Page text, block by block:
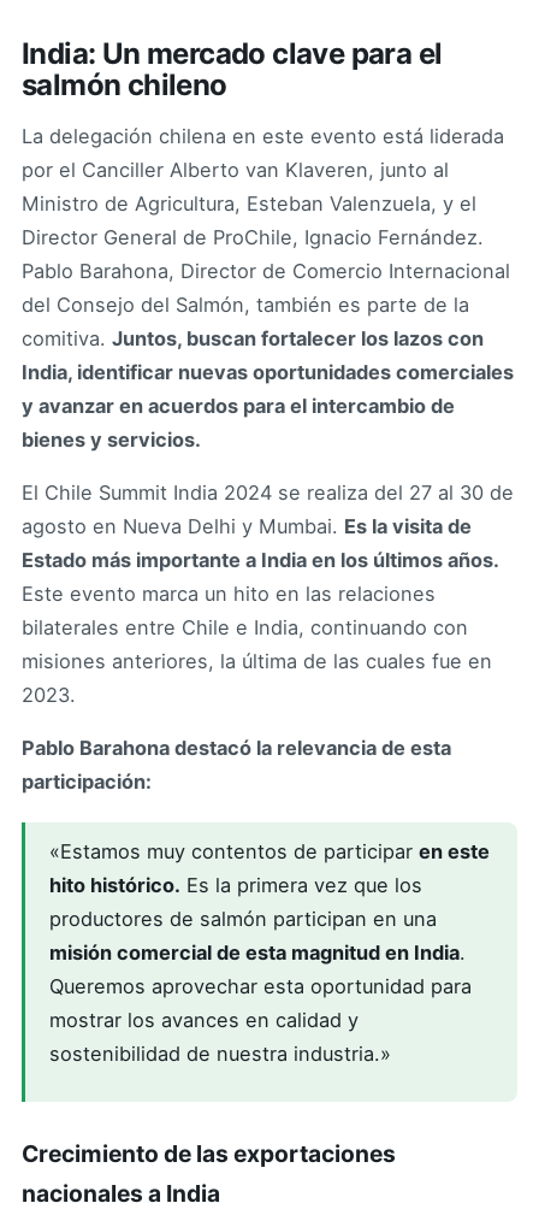
India: Un mercado clave para el
salmón chileno
La delegación chilena en este evento está liderada
por el Canciller Alberto van Klaveren, junto al
Ministro de Agricultura, Esteban Valenzuela, y el
Director General de ProChile, Ignacio Fernández.
Pablo Barahona, Director de Comercio Internacional
del Consejo del Salmón, también es parte de la
comitiva. Juntos, buscan fortalecer los lazos con
India, identificar nuevas oportunidades comerciales
y avanzar en acuerdos para el intercambio de
bienes y servicios.
El Chile Summit India 2024 se realiza del 27 al 30 de
agosto en Nueva Delhi y Mumbai. Es la visita de
Estado más importante a India en los últimos años.
Este evento marca un hito en las relaciones
bilaterales entre Chile e India, continuando con
misiones anteriores, la última de las cuales fue en
2023.
Pablo Barahona destacó la relevancia de esta
participación:
«Estamos muy contentos de participar en este
hito histórico. Es la primera vez que los
productores de salmón participan en una
misión comercial de esta magnitud en India.
Queremos aprovechar esta oportunidad para
mostrar los avances en calidad y
sostenibilidad de nuestra industria.»
Crecimiento de las exportaciones
nacionales a India